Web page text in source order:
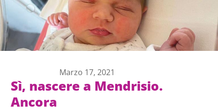
Marzo 17, 2021
Sì, nascere a Mendrisio.
Ancora